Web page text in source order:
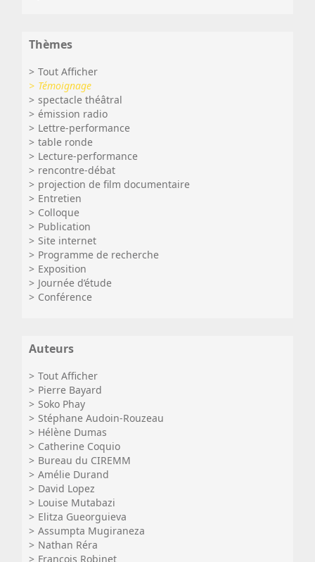
Thèmes
Tout Afficher
Témoignage
spectacle théâtral
émission radio
Lettre-performance
table ronde
Lecture-performance
rencontre-débat
projection de film documentaire
Entretien
Colloque
Publication
Site internet
Programme de recherche
Exposition
Journée d’étude
Conférence
Auteurs
Tout Afficher
Pierre Bayard
Soko Phay
Stéphane Audoin-Rouzeau
Hélène Dumas
Catherine Coquio
Bureau du CIREMM
Amélie Durand
David Lopez
Louise Mutabazi
Elitza Gueorguieva
Assumpta Mugiraneza
Nathan Réra
François Robinet